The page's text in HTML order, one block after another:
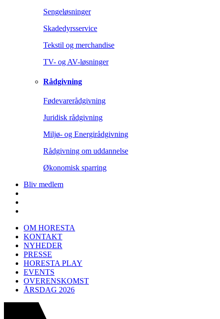
Sengeløsninger
Skadedyrsservice
Tekstil og merchandise
TV- og AV-løsninger
Rådgivning
Fødevarerådgivning
Juridisk rådgivning
Miljø- og Energirådgivning
Rådgivning om uddannelse
Økonomisk sparring
Bliv medlem
OM HORESTA
KONTAKT
NYHEDER
PRESSE
HORESTA PLAY
EVENTS
OVERENSKOMST
ÅRSDAG 2026